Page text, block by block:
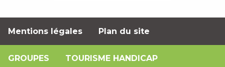
Mentions légales Plan du site
GROUPES TOURISME HANDICAP